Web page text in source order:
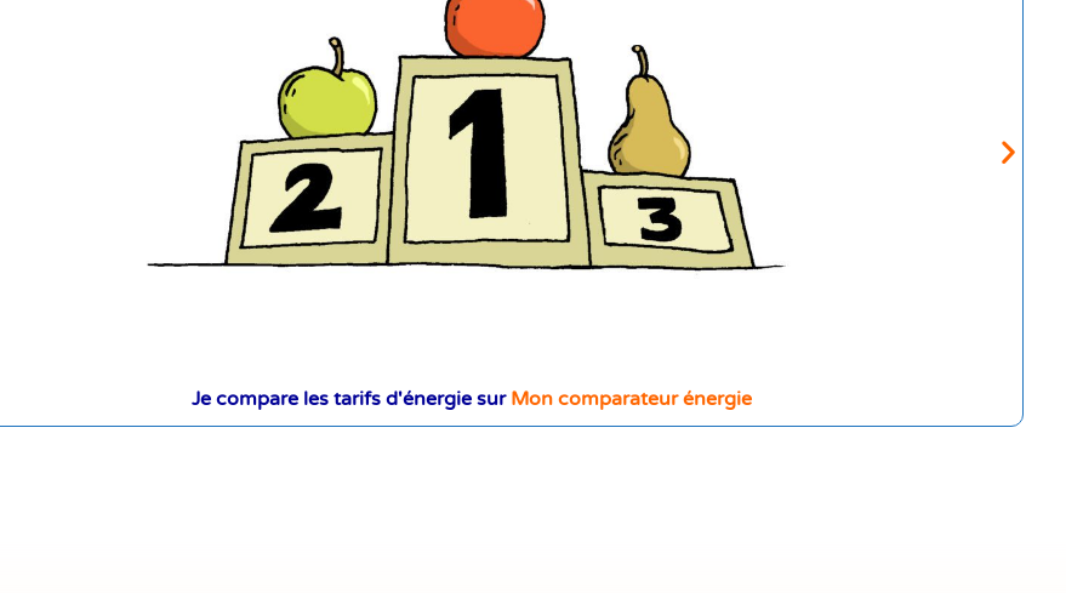
Je compare les tarifs d'énergie sur Mon comparateur énergie